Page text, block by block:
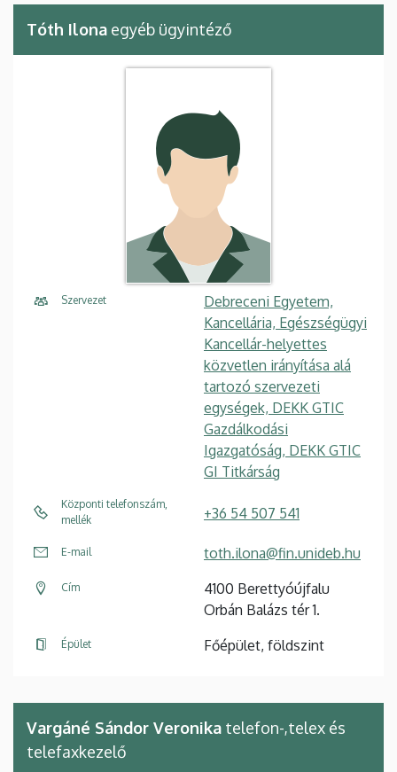
Tóth Ilona egyéb ügyintéző
Szervezet
Debreceni Egyetem,
Kancellária, Egészségügyi
Kancellár-helyettes
közvetlen irányítása alá
tartozó szervezeti
egységek, DEKK GTIC
Gazdálkodási
Igazgatóság, DEKK GTIC
GI Titkárság
Központi telefonszám,
mellék
+36 54 507 541
E-mail toth.ilona@fin.unideb.hu
Cím
4100 Berettyóújfalu
Orbán Balázs tér 1.
Épület Főépület, földszint
Vargáné Sándor Veronika telefon-,telex és
telefaxkezelő